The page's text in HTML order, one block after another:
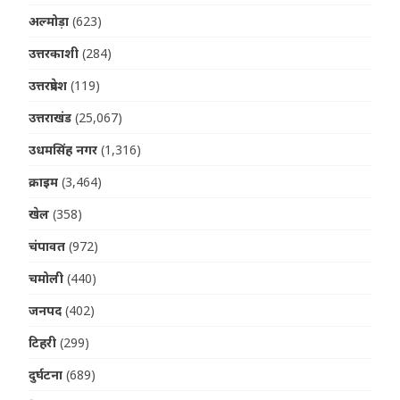
अल्मोड़ा (623)
उत्तरकाशी (284)
उत्तरप्रदेश (119)
उत्तराखंड (25,067)
उधमसिंह नगर (1,316)
क्राइम (3,464)
खेल (358)
चंपावत (972)
चमोली (440)
जनपद (402)
टिहरी (299)
दुर्घटना (689)